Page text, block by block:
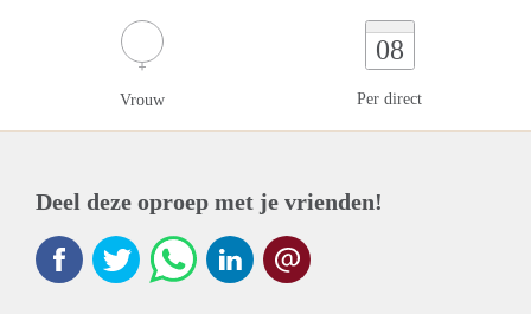
Vrouw
08
Per direct
Deel deze oproep met je vrienden!